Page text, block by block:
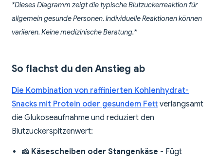
*Dieses Diagramm zeigt die typische Blutzuckerreaktion für
allgemein gesunde Personen. Individuelle Reaktionen können
variieren. Keine medizinische Beratung.*
So flachst du den Anstieg ab
Die Kombination von raffinierten Kohlenhydrat-
Snacks mit Protein oder gesundem Fett verlangsamt
die Glukoseaufnahme und reduziert den
Blutzuckerspitzenwert:
🧀 Käsescheiben oder Stangenkäse - Fügt